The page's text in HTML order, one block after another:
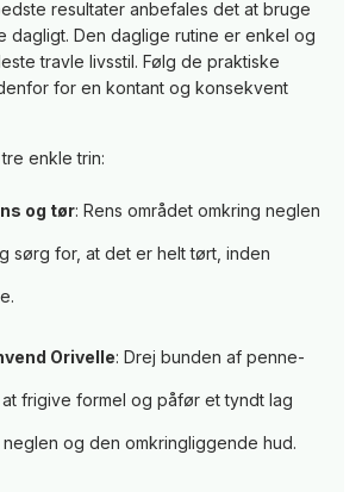
resultater anbefales det at bruge
dagligt. Den daglige rutine er enkel og
travle livsstil. Følg de praktiske
for en kontant og konsekvent
enkle trin:
og tør: Rens området omkring neglen
sørg for, at det er helt tørt, inden
Orivelle: Drej bunden af penne-
frigive formel og påfør et tyndt lag
og den omkringliggende hud.